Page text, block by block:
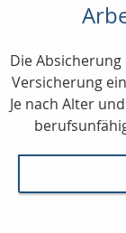
Die
Versicherung
Je nach Alter